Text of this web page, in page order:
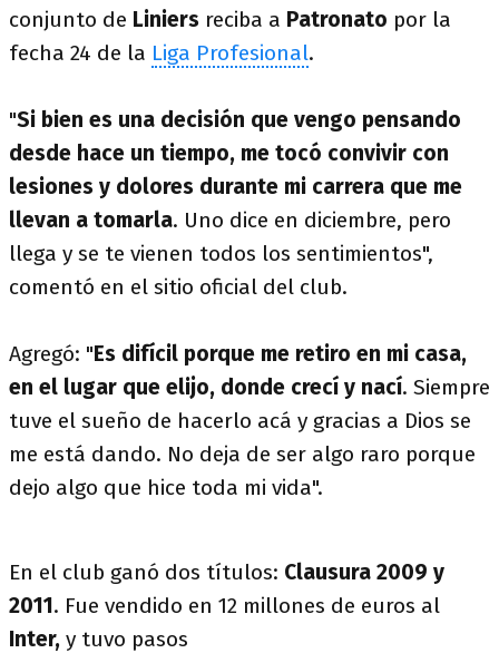
conjunto de Liniers reciba a Patronato por la
fecha 24 de la Liga Profesional.
"Si bien es una decisión que vengo pensando
desde hace un tiempo, me tocó convivir con
lesiones y dolores durante mi carrera que me
llevan a tomarla. Uno dice en diciembre, pero
llega y se te vienen todos los sentimientos",
comentó en el sitio oficial del club.
Agregó: "Es difícil porque me retiro en mi casa,
en el lugar que elijo, donde crecí y nací. Siempre
tuve el sueño de hacerlo acá y gracias a Dios se
me está dando. No deja de ser algo raro porque
dejo algo que hice toda mi vida".
En el club ganó dos títulos: Clausura 2009 y
2011. Fue vendido en 12 millones de euros al
Inter, y tuvo pasos